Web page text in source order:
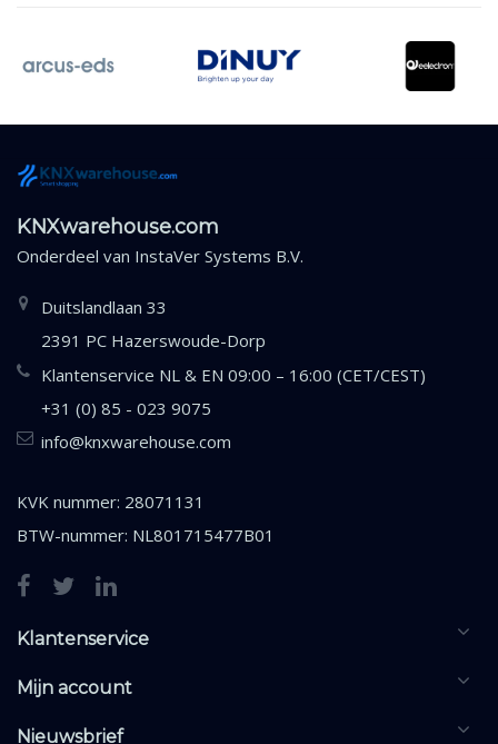
KNXwarehouse.com
Onderdeel van InstaVer Systems B.V.
Duitslandlaan 33
2391 PC Hazerswoude-Dorp
Klantenservice NL & EN 09:00 – 16:00 (CET/CEST)
+31 (0) 85 - 023 9075
info@knxwarehouse.com
KVK nummer: 28071131
BTW-nummer: NL801715477B01
Klantenservice
Mijn account
Nieuwsbrief